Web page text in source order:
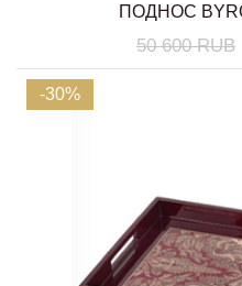
ПОДНОС
50 600 RUB
-30%